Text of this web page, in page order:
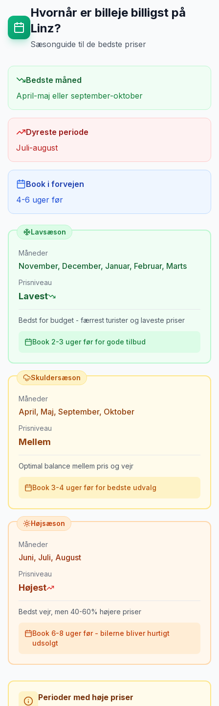
Hvornår er billeje billigst på
Linz?
Sæsonguide til de bedste priser
Bedste måned
April-maj eller september-oktober
Dyreste periode
Juli-august
Book i forvejen
4-6 uger før
Lavsæson
Måneder
November, December, Januar, Februar, Marts
Prisniveau
Lavest
Bedst for budget - færrest turister og laveste priser
Book 2-3 uger før for gode tilbud
Skuldersæson
Måneder
April, Maj, September, Oktober
Prisniveau
Mellem
Optimal balance mellem pris og vejr
Book 3-4 uger før for bedste udvalg
Højsæson
Måneder
Juni, Juli, August
Prisniveau
Højest
Bedst vejr, men 40-60% højere priser
Book 6-8 uger før - bilerne bliver hurtigt
udsolgt
Perioder med høje priser